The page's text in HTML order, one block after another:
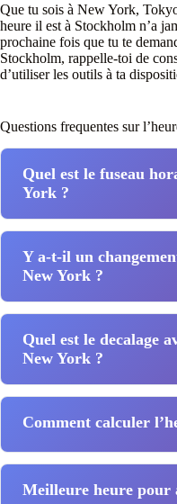
Que tu sois à New York,
heure il est à Stockholm n’a
prochaine fois que tu te
Stockholm, rappelle-toi de
d’utiliser les outils à ta
Questions frequentes sur
Quel est le fuseau
York ?
Y a-t-il un
New York ?
Quel est le decalage
New York ?
Comment calculer
Meilleure heure pour